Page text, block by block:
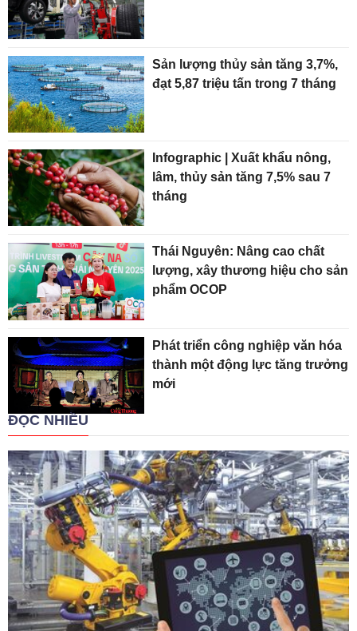
Sản lượng thủy sản tăng 3,7%,
đạt 5,87 triệu tấn trong 7 tháng
Infographic | Xuất khẩu nông,
lâm, thủy sản tăng 7,5% sau 7
tháng
Thái Nguyên: Nâng cao chất
lượng, xây thương hiệu cho sản
phẩm OCOP
Phát triển công nghiệp văn hóa
thành một động lực tăng trưởng
mới
ĐỌC NHIỀU